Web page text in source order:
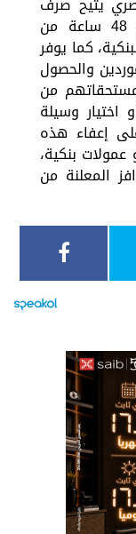
المستحقات المالية للموردين خلال 48 ساعة من
كما يوفر
والحصول
من
اختيار وسيلة
إعفاء هذه
بنكية،
المعلنة من